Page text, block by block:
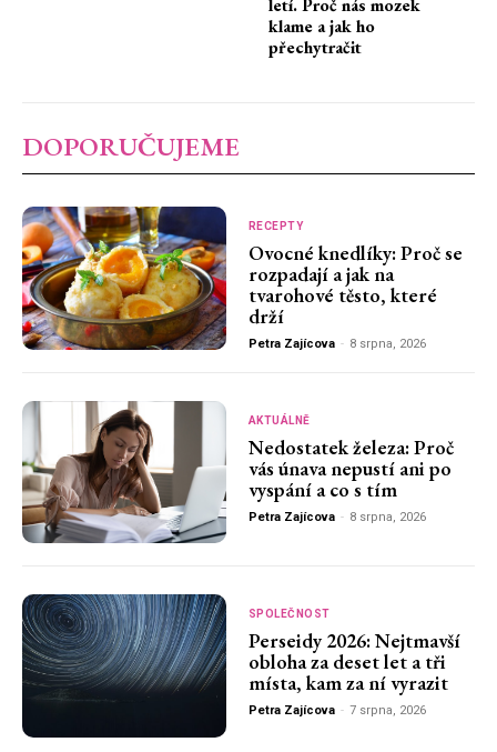
letí. Proč nás mozek
klame a jak ho
přechytračit
DOPORUČUJEME
RECEPTY
Ovocné knedlíky: Proč se
rozpadají a jak na
tvarohové těsto, které
drží
Petra Zajícova - 8 srpna, 2026
AKTUÁLNĚ
Nedostatek železa: Proč
vás únava nepustí ani po
vyspání a co s tím
Petra Zajícova - 8 srpna, 2026
SPOLEČNOST
Perseidy 2026: Nejtmavší
obloha za deset let a tři
místa, kam za ní vyrazit
Petra Zajícova - 7 srpna, 2026